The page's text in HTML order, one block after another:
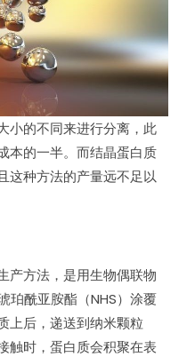
小的不同来进行分离，此
本的一半。而结晶蛋白质
这种方法的产量远不足以
产方法，是用生物偶联物
珀酰亚胺酯（NHS）涂覆
上后，递送到纳米颗粒
触时，蛋白质会积聚在表